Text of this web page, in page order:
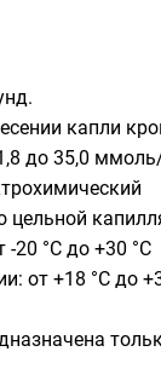
капли
до 35,0
цельной
-20 °С до +30 °С
от +18 °С до